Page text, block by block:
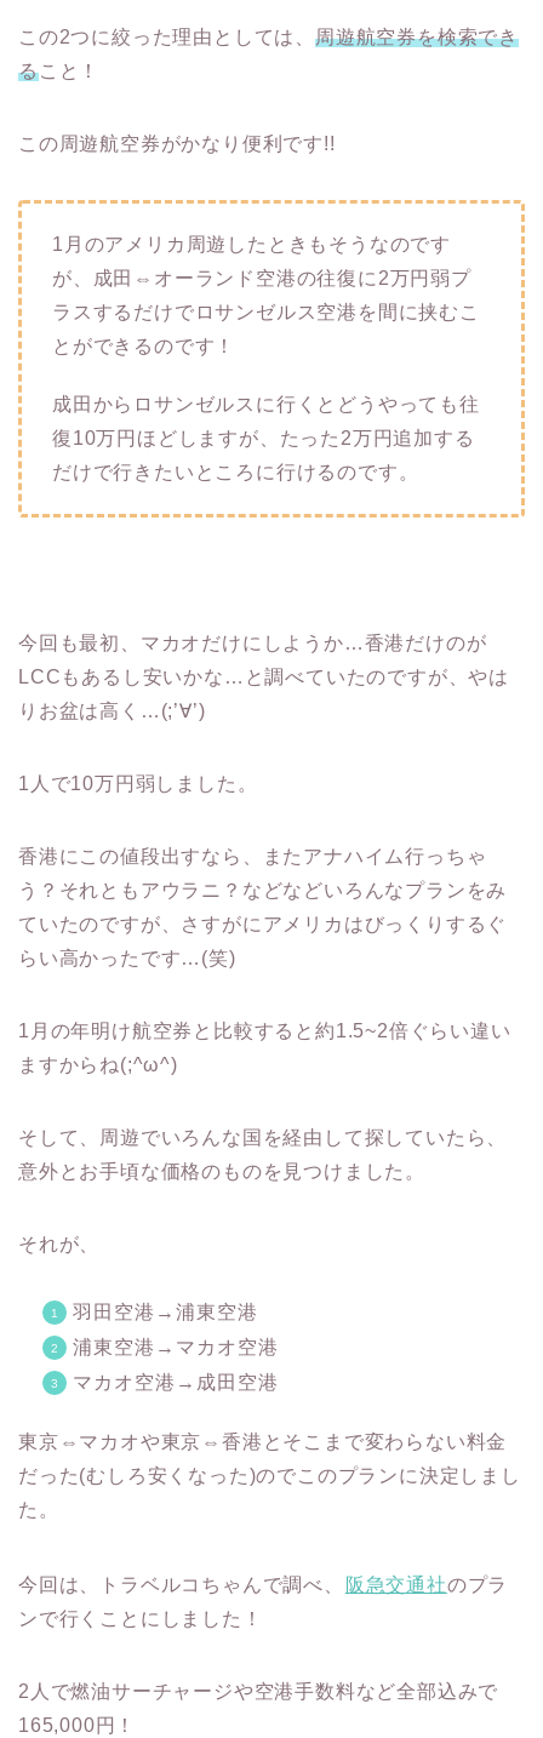
この2つに絞った理由としては、 周遊航空券を検索でき
ること！
この周遊航空券がかなり便利です!!
1月のアメリカ周遊したときもそうなのです
が、成田⇔オーランド空港の往復に2万円弱プ
ラスするだけでロサンゼルス空港を間に挟むこ
とができるのです！
成田からロサンゼルスに行くとどうやっても往
復10万円ほどしますが、たった2万円追加する
だけで行きたいところに行けるのです。
今回も最初、マカオだけにしようか…香港だけのが
LCCもあるし安いかな…と調べていたのですが、やは
りお盆は高く…(;’∀’)
1人で10万円弱しました。
香港にこの値段出すなら、またアナハイム行っちゃ
う？それともアウラニ？などなどいろんなプランをみ
ていたのですが、さすがにアメリカはびっくりするぐ
らい高かったです…(笑)
1月の年明け航空券と比較すると約1.5~2倍ぐらい違い
ますからね(;^ω^)
そして、周遊でいろんな国を経由して探していたら、
意外とお手頃な価格のものを見つけました。
それが、
羽田空港→浦東空港
浦東空港→マカオ空港
マカオ空港→成田空港
東京⇔マカオや東京⇔香港とそこまで変わらない料金
だった(むしろ安くなった)のでこのプランに決定しまし
た。
今回は、トラベルコちゃんで調べ、 阪急交通社のプラ
ンで行くことにしました！
2人で燃油サーチャージや空港手数料など全部込みで
165,000円！